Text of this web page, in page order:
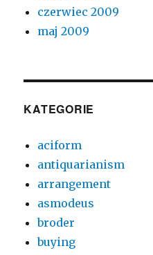
czerwiec 2009
maj 2009
KATEGORIE
aciform
antiquarianism
arrangement
asmodeus
broder
buying